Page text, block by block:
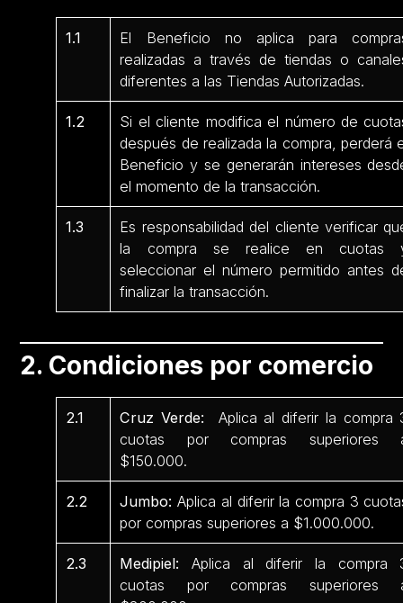
1.1
El Beneficio no aplica para
realizadas a través de tiendas o
diferentes a las Tiendas Autorizadas.
1.2
Si el cliente modifica el número de
después de realizada la compra, perderá
Beneficio y se generarán intereses
el momento de la transacción.
1.3
Es responsabilidad del cliente verificar
la compra se realice en cuotas
seleccionar el número permitido antes
finalizar la transacción.
2. Condiciones por comercio
2.1 Cruz Verde: Aplica al diferir la compra
cuotas por compras superiores
$150.000.
2.2 Jumbo:Aplica al diferir la compra 3
por compras superiores a $1.000.000.
2.3 Medipiel: Aplica al diferir la compra
cuotas por compras superiores